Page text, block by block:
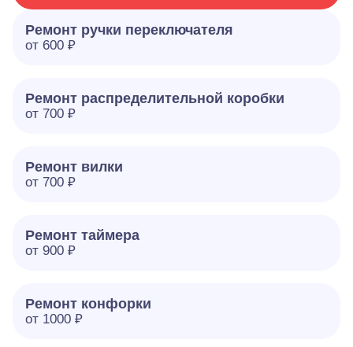
Ремонт ручки переключателя
от 600 ₽
Ремонт распределительной коробки
от 700 ₽
Ремонт вилки
от 700 ₽
Ремонт таймера
от 900 ₽
Ремонт конфорки
от 1000 ₽